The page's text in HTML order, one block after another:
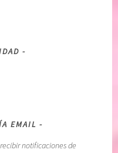
EMAIL
notificaciones de